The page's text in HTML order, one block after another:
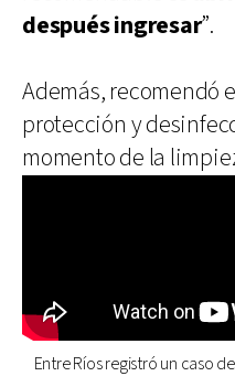
después ingresar”.
Además, recomendó
protección y
momento de la
Entre Ríos registró un caso